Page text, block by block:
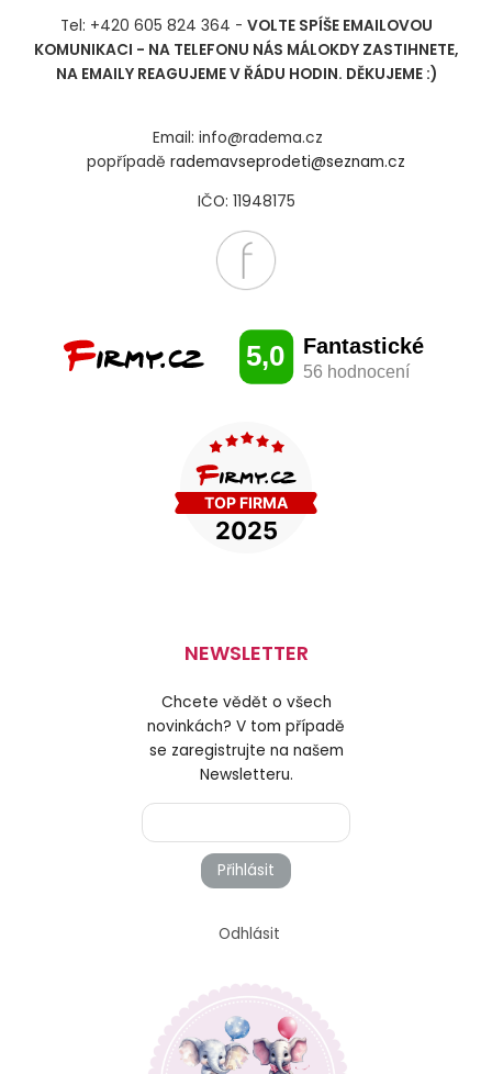
Tel: +420 605 824 364 - VOLTE SPÍŠE EMAILOVOU
KOMUNIKACI - NA TELEFONU NÁS MÁLOKDY ZASTIHNETE,
NA EMAILY REAGUJEME V ŘÁDU HODIN. DĚKUJEME :)
Email: info@radema.cz
popřípadě rademavseprodeti@seznam.cz
IČO: 11948175
NEWSLETTER
Chcete vědět o všech
novinkách? V tom případě
se zaregistrujte na našem
Newsletteru.
Přihlásit
Odhlásit